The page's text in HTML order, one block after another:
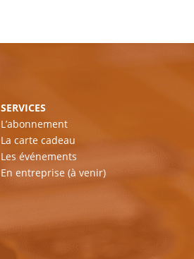
SERVICES
L’abonnement
La carte cadeau
Les événements
En entreprise (à venir)